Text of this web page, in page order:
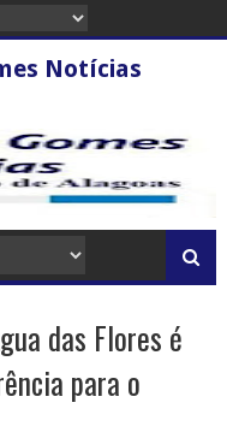
Notícias
das Flores é
para o